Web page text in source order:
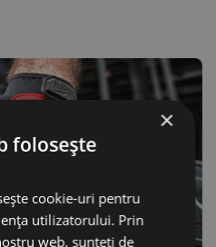
×
folosește
cookie-uri pentru
utilizatorului. Prin
web, sunteți de